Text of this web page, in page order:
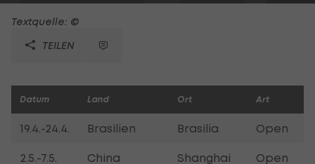
Textquelle: ©
TEILEN
Datum Land Ort Art
19.4.-24.4. Brasilien Brasilia Open
2.5.-7.5. China Shanghai Open